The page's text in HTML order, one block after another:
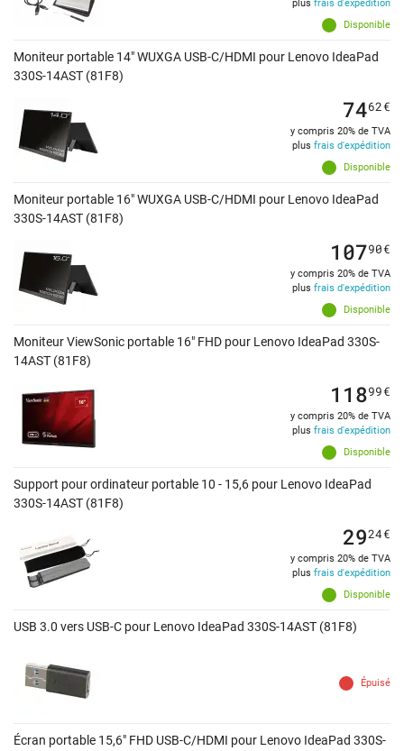
Disponible
plus frais d'expédition
Moniteur portable 14" WUXGA USB-C/HDMI pour Lenovo IdeaPad
330S-14AST (81F8)
Disponible
7462€
y compris 20% de TVA
plus frais d'expédition
Moniteur portable 16" WUXGA USB-C/HDMI pour Lenovo IdeaPad
330S-14AST (81F8)
Disponible
10790€
y compris 20% de TVA
plus frais d'expédition
Moniteur ViewSonic portable 16" FHD pour Lenovo IdeaPad 330S-
14AST (81F8)
Disponible
11899€
y compris 20% de TVA
plus frais d'expédition
Support pour ordinateur portable 10 - 15,6 pour Lenovo IdeaPad
330S-14AST (81F8)
Disponible
2924€
y compris 20% de TVA
plus frais d'expédition
USB 3.0 vers USB-C pour Lenovo IdeaPad 330S-14AST (81F8)
Épuisé
Écran portable 15,6" FHD USB-C/HDMI pour Lenovo IdeaPad 330S-